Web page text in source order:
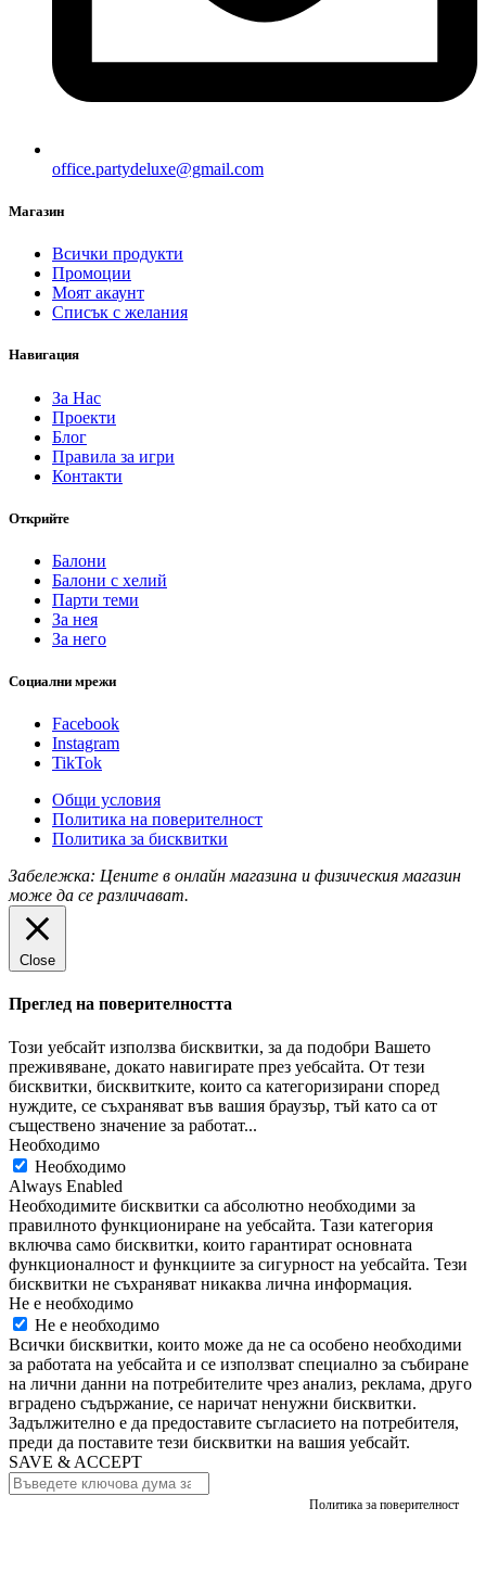
office.partydeluxe@gmail.com
Магазин
Всички продукти
Промоции
Моят акаунт
Списък с желания
Навигация
За Нас
Проекти
Блог
Правила за игри
Контакти
Открийте
Балони
Балони c хелий
Парти теми
За нея
За него
Социални мрежи
Facebook
Instagram
TikTok
Общи условия
Политика на поверителност
Политика за бисквитки
Забележка: Цените в онлайн магазина и физическия магазин
може да се различават.
Политика за поверителност
Close
Преглед на поверителността
Този уебсайт използва бисквитки, за да подобри Вашето
преживяване, докато навигирате през уебсайта. От тези
бисквитки, бисквитките, които са категоризирани според
нуждите, се съхраняват във вашия браузър, тъй като са от
съществено значение за работат...
Необходимо
Необходимо
Always Enabled
Необходимите бисквитки са абсолютно необходими за
правилното функциониране на уебсайта. Тази категория
включва само бисквитки, които гарантират основната
функционалност и функциите за сигурност на уебсайта. Тези
бисквитки не съхраняват никаква лична информация.
Не е необходимо
Не е необходимо
Всички бисквитки, които може да не са особено необходими
за работата на уебсайта и се използват специално за събиране
на лични данни на потребителите чрез анализ, реклама, друго
вградено съдържание, се наричат ​​ненужни бисквитки.
Задължително е да предоставите съгласието на потребителя,
преди да поставите тези бисквитки на вашия уебсайт.
SAVE & ACCEPT